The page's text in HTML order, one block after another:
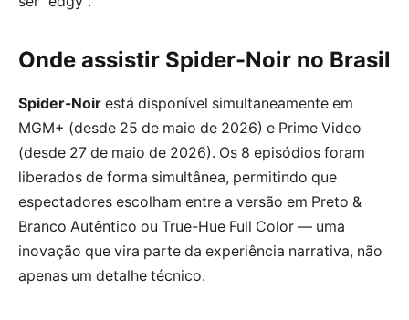
Onde assistir Spider-Noir no Brasil
Spider-Noir está disponível simultaneamente em
MGM+ (desde 25 de maio de 2026) e Prime Video
(desde 27 de maio de 2026). Os 8 episódios foram
liberados de forma simultânea, permitindo que
espectadores escolham entre a versão em Preto &
Branco Autêntico ou True-Hue Full Color — uma
inovação que vira parte da experiência narrativa, não
apenas um detalhe técnico.